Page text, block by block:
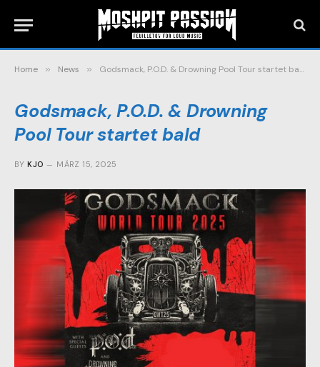
Home » News » Godsmack, P.O.D. & Drowning Pool Tour startet bald
Godsmack, P.O.D. & Drowning
Pool Tour startet bald
BY KJO MÄRZ 15, 2025